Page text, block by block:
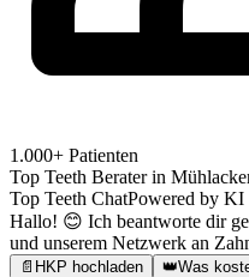
1.000+ Patienten
Top Teeth Berater in
Top Teeth ChatPowered by KI
Hallo! 😊 Ich beantworte dir
und unserem Netzwerk an
📄 HKP hochladen 👑Was